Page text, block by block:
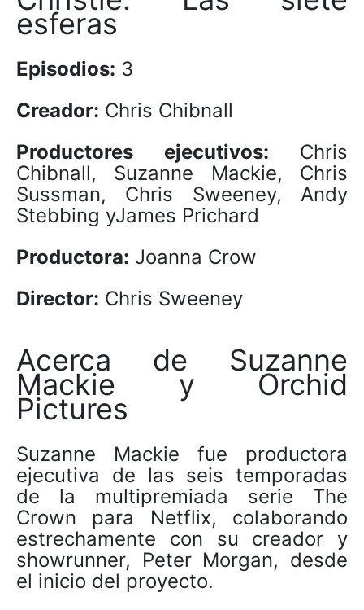
esferas
Episodios: 3
Creador: Chris Chibnall
Productores ejecutivos: Chris
Chibnall, Suzanne Mackie, Chris
Sussman, Chris Sweeney, Andy
Stebbing yJames Prichard
Productora: Joanna Crow
Director: Chris Sweeney
Acerca de Suzanne
Mackie y Orchid
Pictures
Suzanne Mackie fue productora
ejecutiva de las seis temporadas
de la multipremiada serie The
Crown para Netflix, colaborando
estrechamente con su creador y
showrunner, Peter Morgan, desde
el inicio del proyecto.